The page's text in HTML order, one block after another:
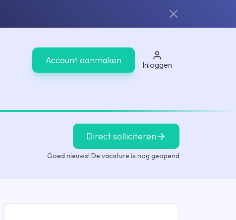
Account aanmaken Inloggen
Direct solliciteren
Goed nieuws! De vacature is nog geopend